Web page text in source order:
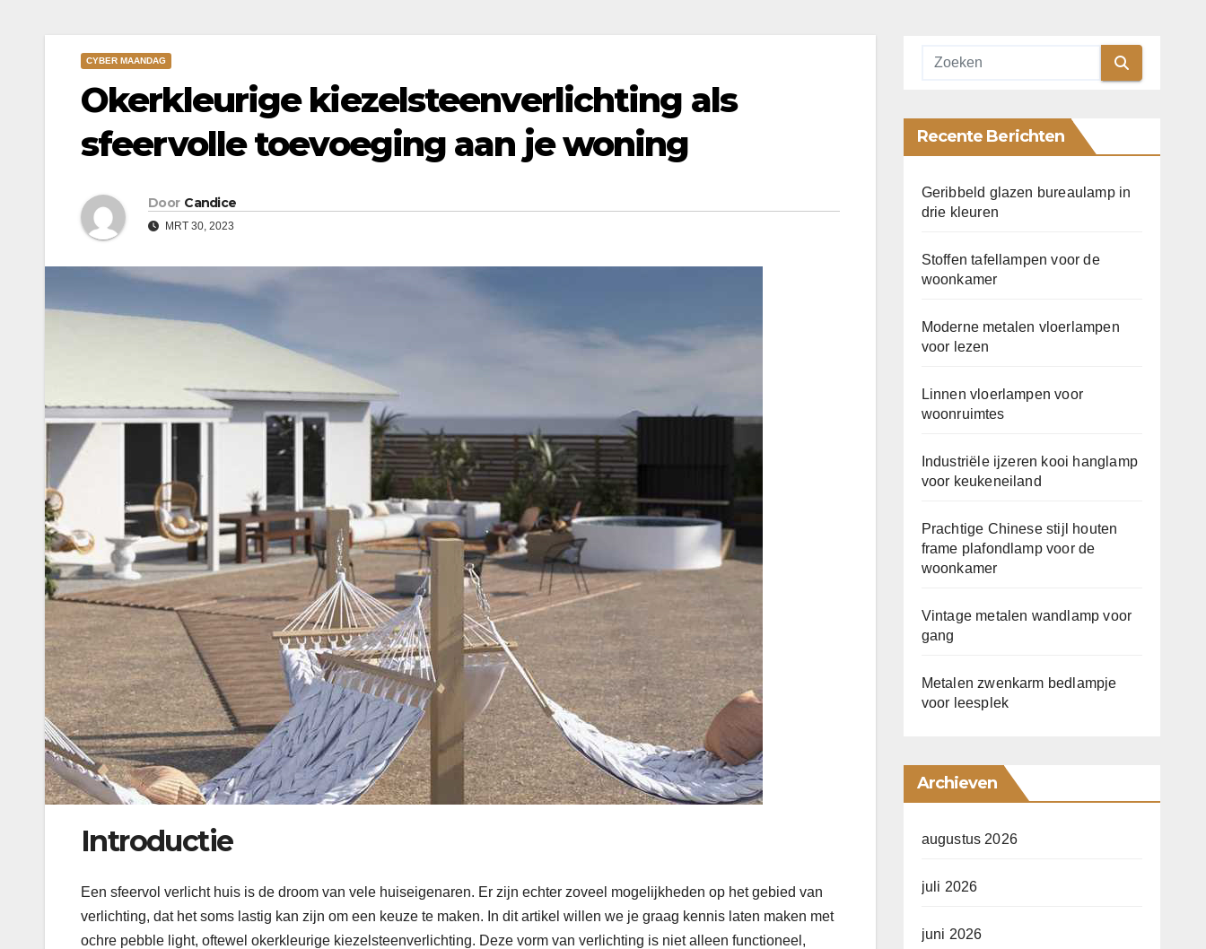
CYBER MAANDAG
Okerkleurige kiezelsteenverlichting als
sfeervolle toevoeging aan je woning
Door Candice
MRT 30, 2023
Introductie
Een sfeervol verlicht huis is de droom van vele huiseigenaren. Er zijn echter zoveel mogelijkheden op het gebied van
verlichting, dat het soms lastig kan zijn om een keuze te maken. In dit artikel willen we je graag kennis laten maken met
ochre pebble light, oftewel okerkleurige kiezelsteenverlichting. Deze vorm van verlichting is niet alleen functioneel,
Recente Berichten
Geribbeld glazen bureaulamp in
drie kleuren
Stoffen tafellampen voor de
woonkamer
Moderne metalen vloerlampen
voor lezen
Linnen vloerlampen voor
woonruimtes
Industriële ijzeren kooi hanglamp
voor keukeneiland
Prachtige Chinese stijl houten
frame plafondlamp voor de
woonkamer
Vintage metalen wandlamp voor
gang
Metalen zwenkarm bedlampje
voor leesplek
Archieven
augustus 2026
juli 2026
juni 2026